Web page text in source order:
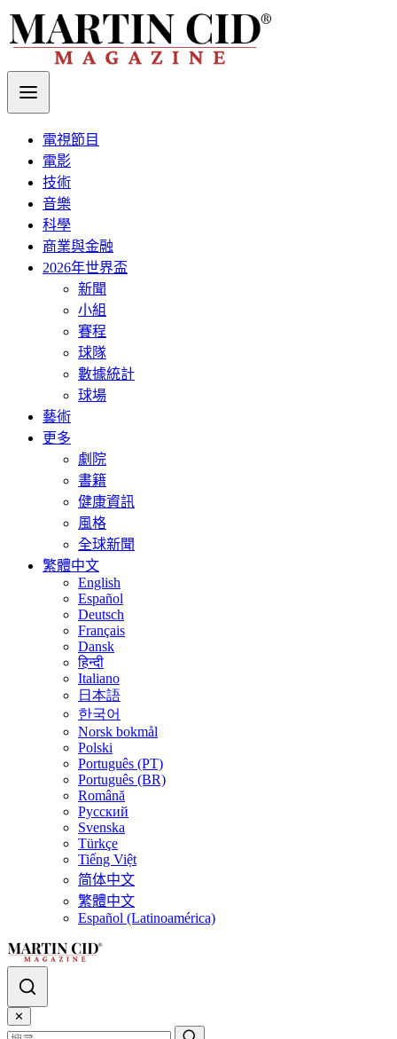
電視節目
電影
技術
音樂
科學
商業與金融
2026年世界盃
新聞
小組
賽程
球隊
數據統計
球場
藝術
更多
劇院
書籍
健康資訊
風格
全球新聞
繁體中文
English
Español
Deutsch
Français
Dansk
हिन्दी
Italiano
日本語
한국어
Norsk bokmål
Polski
Português (PT)
Português (BR)
Română
Русский
Svenska
Türkçe
Tiếng Việt
简体中文
繁體中文
Español (Latinoamérica)
✕